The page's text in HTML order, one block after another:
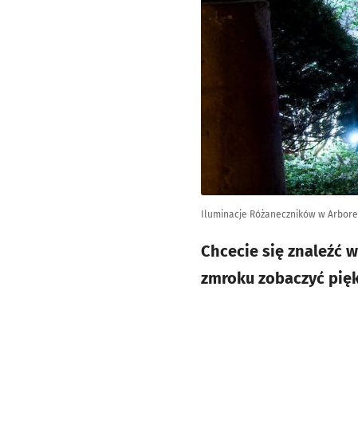
Iluminacje Różaneczników w
Chcecie się znaleźć
zmroku zobaczyć